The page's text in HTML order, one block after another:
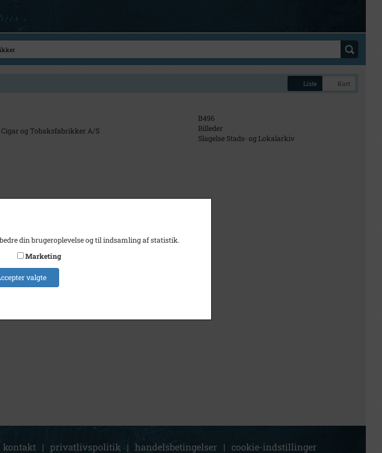
Liste Kort
og Tobaksfabrikker A/S
B496
Billeder
Slagelse Stads- og Lokalarkiv
kontakt | privatlivspolitik | handelsbetingelser | cookie-indstillinger
din brugeroplevelse og til indsamling af statistik.
Marketing
valgte